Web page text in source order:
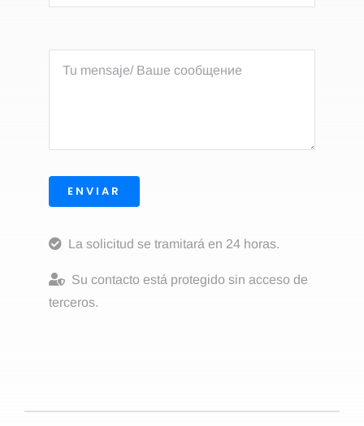
ENVIAR
La solicitud se tramitará en 24 horas.
Su contacto está protegido sin acceso de
terceros.